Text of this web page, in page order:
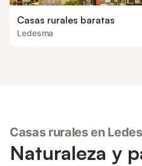
Casas rurales baratas
Ledesma
Casas rurales en
Naturaleza y